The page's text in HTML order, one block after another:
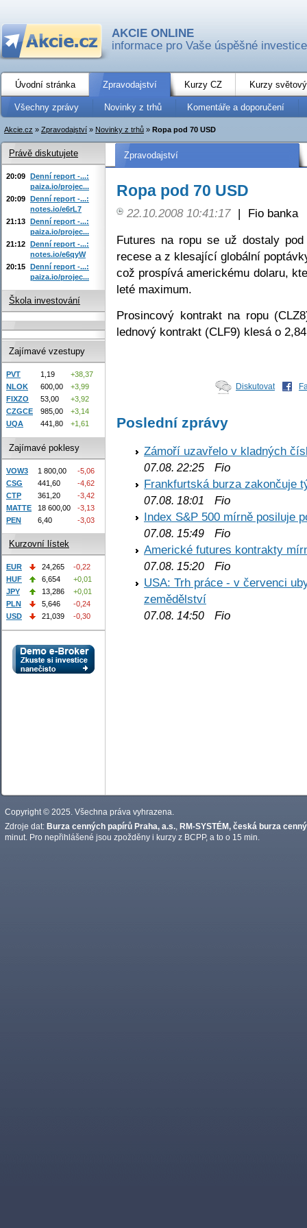
AKCIE ONLINE
informace pro Vaše úspěšné investice
Úvodní stránka Zpravodajství Kurzy CZ Kurzy
Všechny zprávy Novinky z trhů Komentáře a doporučení
Akcie.cz » Zpravodajství » Novinky z trhů » Ropa pod 70 USD
Zpravodajství
Ropa pod 70 USD
22.10.2008 10:41:17 |
Fio banka
Futures na ropu se už dostaly
recese a z klesající globální
což prospívá americkému dolaru,
leté maximum.
Prosincový kontrakt na ropu
lednový kontrakt (CLF9) klesá o
Diskutovat
Poslední zprávy
Zámoří uzavřelo v kladných
07.08. 22:25 Fio
Frankfurtská burza zakončuje
07.08. 18:01
Fio
Index S&P 500 mírně posiluje
07.08. 15:49 Fio
Americké futures kontrakty
07.08. 15:20 Fio
USA: Trh práce - v červenci
zemědělství
07.08. 14:50 Fio
Právě diskutujete
20:09 Denní report -...:
paiza.io/projec...
20:09 Denní report -...:
notes.io/e6rL7
21:13 Denní report -...:
paiza.io/projec...
21:12 Denní report -...:
notes.io/e6qyW
20:15 Denní report -...:
paiza.io/projec...
Škola investování
Zajímavé vzestupy
PVT 1,19
+38,37
NLOK
600,00
+3,99
FIXZO
53,00
+3,92
CZGCE
985,00
+3,14
UQA
441,80 +1,61
Zajímavé poklesy
VOW3 1 800,00
-5,06
CSG
441,60
-4,62
CTP
361,20
-3,42
MATTE
18 600,00
-3,13
PEN
6,40 -3,03
Kurzovní lístek
EUR 24,265
-0,22
HUF
6,654
+0,01
JPY
13,286
+0,01
PLN
5,646
-0,24
USD
21,039 -0,30
Copyright © 2025. Všechna práva vyhrazena.
Zdroje dat: Burza cenných papírů Praha, a.s. RM-SYSTÉM, česká burza
minut. Pro nepřihlášené jsou zpožděny i kurzy z BCPP, a to o 15 min.